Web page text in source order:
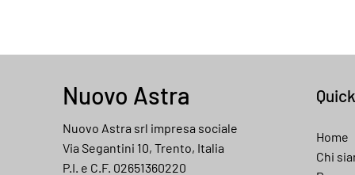
Nuovo Astra
Nuovo Astra srl impresa sociale
Via Segantini 10, Trento, Italia
P.I. e C.F. 02651360220
Home
Chi